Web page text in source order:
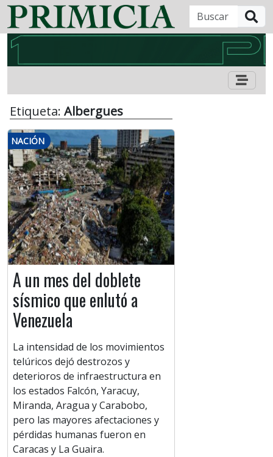
Etiqueta: Albergues
NACIÓN
A un mes del doblete
sísmico que enlutó a
Venezuela
La intensidad de los movimientos
telúricos dejó destrozos y
deterioros de infraestructura en
los estados Falcón, Yaracuy,
Miranda, Aragua y Carabobo,
pero las mayores afectaciones y
pérdidas humanas fueron en
Caracas y La Guaira.